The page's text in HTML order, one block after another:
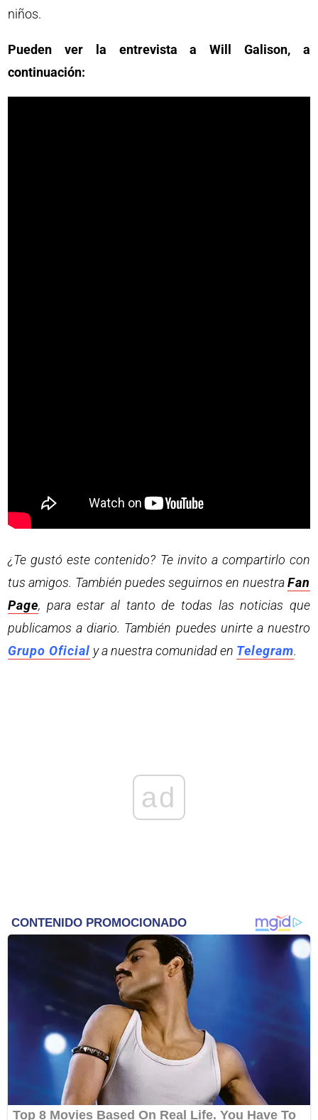
niños.
Pueden ver la entrevista a Will Galison, a
continuación:
¿Te gustó este contenido? Te invito a compartirlo con
tus amigos. También puedes seguirnos en nuestraFan
Page, para estar al tanto de todas las noticias que
publicamos a diario. También puedes unirte a nuestro
Grupo Oficial y a nuestra comunidad en Telegram.
ad